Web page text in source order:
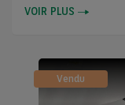
VOIR PLUS
Vendu